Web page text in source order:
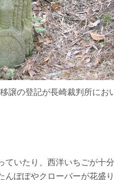
の登記が長崎裁判所にお
いたり、西洋いちごが十
ぽぽやクローバーが花盛